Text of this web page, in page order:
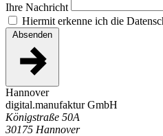
Ihre Nachricht
Hiermit erkenne ich die
Absenden
Hannover
digital.manufaktur GmbH
Königstraße 50A
30175 Hannover